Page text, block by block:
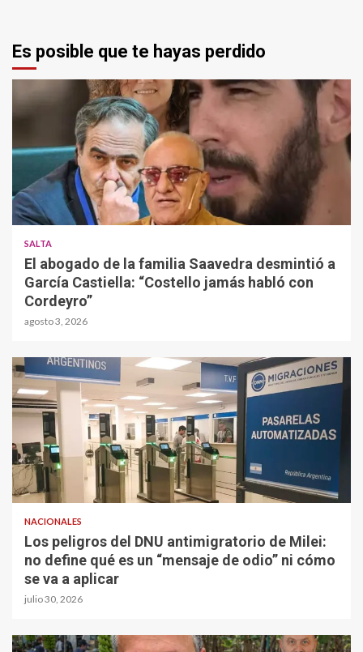
Es posible que te hayas perdido
SALTA
El abogado de la familia Saavedra desmintió a
García Castiella: “Costello jamás habló con
Cordeyro”
agosto 3, 2026
NACIONALES
Los peligros del DNU antimigratorio de Milei:
no define qué es un “mensaje de odio” ni cómo
se va a aplicar
julio 30, 2026